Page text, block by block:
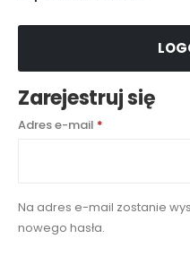
Zarejestruj się
Adres e-mail *
Na adres e-mail zostanie
nowego hasła.